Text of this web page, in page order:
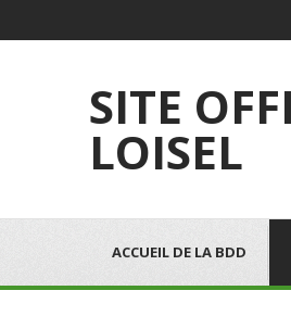
SITE
LOISEL
ACCUEIL DE LA BDD